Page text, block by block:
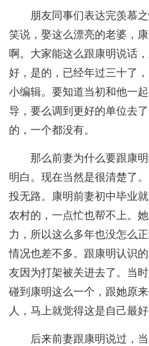
朋友同事们表达完羡慕
笑说，娶这么漂亮的老婆，
啊。大家能这么跟康明说话
好，是的，已经年过三十了
小编辑。要知道当初和他一
导，要么调到更好的单位去
的，一个都没有。
那么前妻为什么要跟康
明白。现在当然是很清楚了
投无路。康明前妻初中毕业
农村的，一点忙也帮不上。
力，所以这么多年也没怎么
情况也差不多。跟康明认识
友因为打架被关进去了。当
碰到康明这么一个，跟她原
人，马上就觉得这是自己最好
后来前妻跟康明说过，